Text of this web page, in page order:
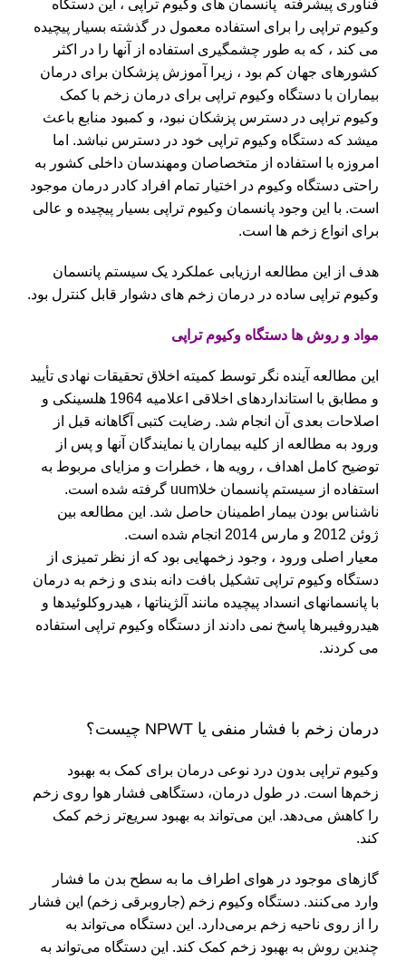
فناوری پیشرفته پانسمان های وکیوم تراپی ، این دستگاه
وکیوم تراپی را برای استفاده معمول در گذشته بسیار پیچیده
می کند ، که به طور چشمگیری استفاده از آنها را در اکثر
کشورهای جهان کم بود ، زیرا آموزش پزشکان برای درمان
بیماران با دستگاه وکیوم تراپی برای درمان زخم با کمک
وکیوم تراپی در دسترس پزشکان نبود، و کمبود منابع باعث
میشد که دستگاه وکیوم تراپی خود در دسترس نباشد. اما
امروزه با استفاده از متخصاصان ومهندسان داخلی کشور به
راحتی دستگاه وکیوم در اختیار تمام افراد کادر درمان موجود
است. با این وجود پانسمان وکیوم تراپی بسیار پیچیده و عالی
برای انواع زخم ها است.
هدف از این مطالعه ارزیابی عملکرد یک سیستم پانسمان
وکیوم تراپی ساده در درمان زخم های دشوار قابل کنترل بود.
مواد و روش ها دستگاه وکیوم تراپی
این مطالعه آینده نگر توسط کمیته اخلاق تحقیقات نهادی تأیید
و مطابق با استانداردهای اخلاقی اعلامیه 1964 هلسینکی و
اصلاحات بعدی آن انجام شد. رضایت کتبی آگاهانه قبل از
ورود به مطالعه از کلیه بیماران یا نمایندگان آنها و پس از
توضیح کامل اهداف ، رویه ها ، خطرات و مزایای مربوط به
استفاده از سیستم پانسمان خلاuum
گرفته شده است.
ناشناس بودن بیمار اطمینان حاصل شد. این مطالعه بین
ژوئن 2012 و مارس 2014 انجام شده است.
معیار اصلی ورود ، وجود زخمهایی بود که از نظر تمیزی از
دستگاه وکیوم تراپی تشکیل بافت دانه بندی و زخم به درمان
با پانسمانهای انسداد پیچیده مانند آلژیناتها ، هیدروکلوئیدها و
هیدروفیبرها پاسخ نمی دادند از دستگاه وکیوم تراپی استفاده
می کردند.
درمان زخم با فشار منفی یا NPWT چیست؟
وکیوم تراپی بدون درد نوعی درمان برای کمک به بهبود
زخم‌ها است. در طول درمان، دستگاهی فشار هوا روی زخم
را کاهش می‌دهد. این می‌تواند به بهبود سریع‌تر زخم کمک
کند.
گازهای موجود در هوای اطراف ما به سطح بدن ما فشار
وارد می‌کنند. دستگاه وکیوم زخم (جاروبرقی زخم) این فشار
را از روی ناحیه زخم برمی‌دارد. این دستگاه می‌تواند به
چندین روش به بهبود زخم کمک کند. این دستگاه می‌تواند به